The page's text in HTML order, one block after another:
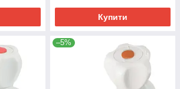
Купити
–5%